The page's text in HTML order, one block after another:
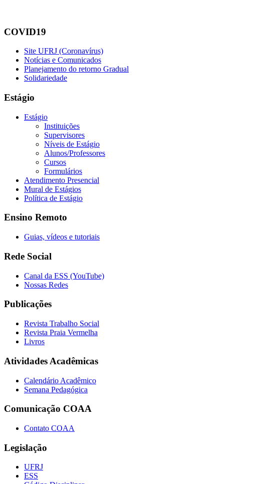
COVID19
Site UFRJ (Coronavírus)
Notícias e Comunicados
Planejamento do retorno Gradual
Solidariedade
Estágio
Estágio
Instituições
Supervisores
Níveis de Estágio
Alunos/Professores
Cursos
Formulários
Atendimento Presencial
Mural de Estágios
Política de Estágio
Ensino Remoto
Guias, vídeos e tutoriais
Rede Social
Canal da ESS (YouTube)
Nossas Redes
Publicações
Revista Trabalho Social
Revista Praia Vermelha
Livros
Atividades Acadêmicas
Calendário Acadêmico
Semana Pedagógica
Comunicação COAA
Contato COAA
Legislação
UFRJ
ESS